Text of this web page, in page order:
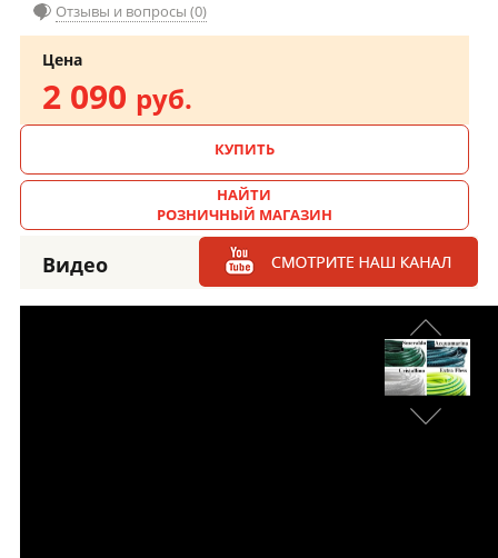
Отзывы и вопросы (0)
Цена
2 090 руб.
КУПИТЬ
НАЙТИ
РОЗНИЧНЫЙ МАГАЗИН
Видео